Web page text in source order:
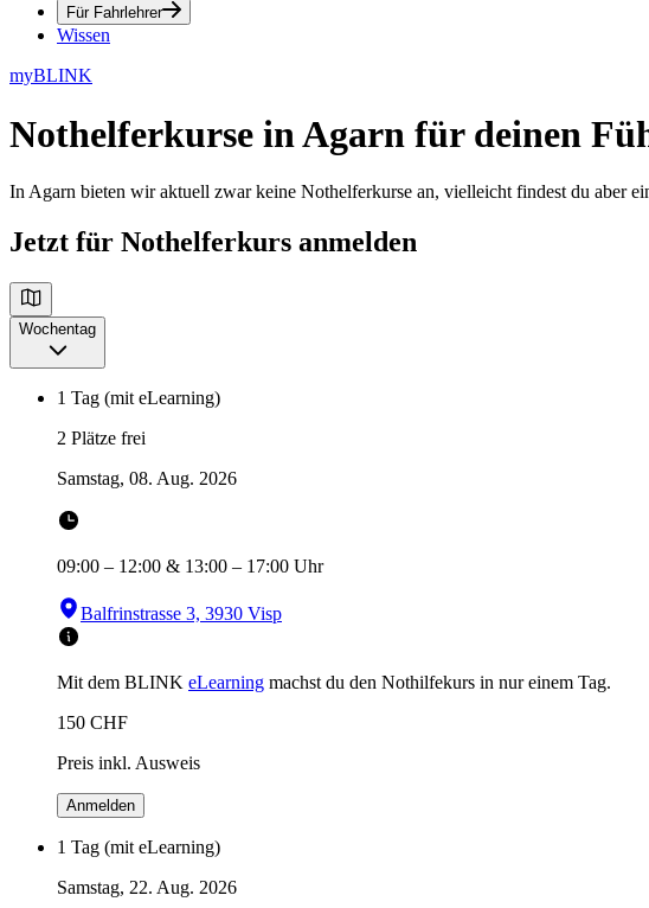
Für Fahrlehrer
Wissen
myBLINK
Nothelferkurse in Agarn für deinen
In Agarn bieten wir aktuell zwar keine Nothelferkurse an, vielleicht findest du aber
Jetzt für Nothelferkurs anmelden
Wochentag
1 Tag (mit eLearning)
2 Plätze frei
Samstag, 08. Aug. 2026
09:00 – 12:00 & 13:00 – 17:00 Uhr
Balfrinstrasse 3, 3930 Visp
Mit dem BLINK eLearning machst du den Nothilfekurs in nur einem Tag.
150 CHF
Preis inkl. Ausweis
Anmelden
1 Tag (mit eLearning)
Samstag, 22. Aug. 2026